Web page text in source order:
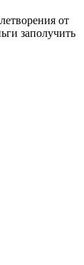
от
заполучить